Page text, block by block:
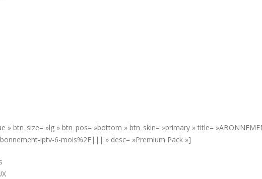
btn_size= »lg » btn_pos= »bottom » btn_skin= »primary » title=
iptv-6-mois%2F||| » desc= »Premium Pack »]